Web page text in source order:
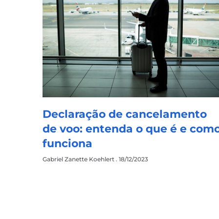
Declaração de cancelamento
de voo: entenda o que é e
funciona
Gabriel Zanette Koehlert 18/12/2023